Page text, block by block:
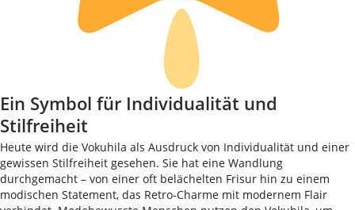
Ein Symbol für Individualität und
Stilfreiheit
Heute wird die Vokuhila als Ausdruck von Individualität und einer
gewissen Stilfreiheit gesehen. Sie hat eine Wandlung
durchgemacht – von einer oft belächelten Frisur hin zu einem
modischen Statement, das Retro-Charme mit modernem Flair